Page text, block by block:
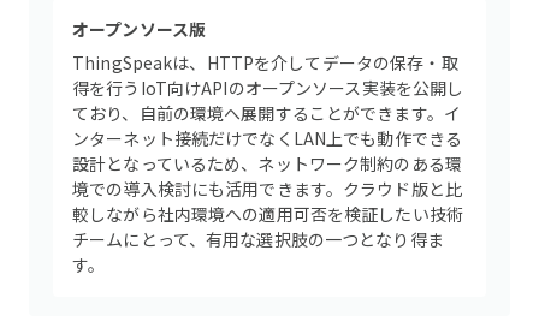
オープンソース版
ThingSpeakは、HTTPを介してデータの保存・取
得を行うIoT向けAPIのオープンソース実装を公開し
ており、自前の環境へ展開することができます。イ
ンターネット接続だけでなくLAN上でも動作できる
設計となっているため、ネットワーク制約のある環
境での導入検討にも活用できます。クラウド版と比
較しながら社内環境への適用可否を検証したい技術
チームにとって、有用な選択肢の一つとなり得ま
す。